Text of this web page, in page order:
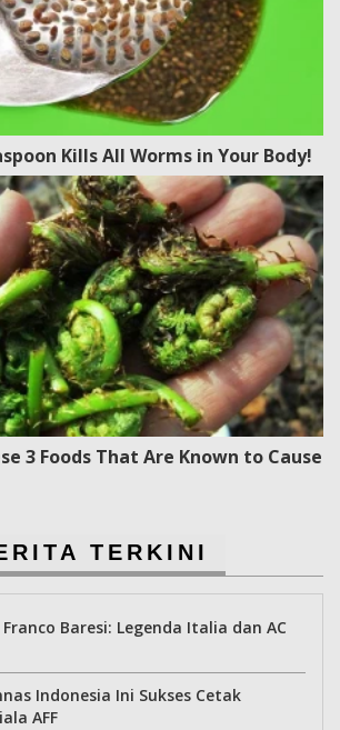
Kills All Worms in Your Body!
3 Foods That Are Known to Cause
TERKINI
Baresi: Legenda Italia dan AC
Indonesia Ini Sukses Cetak
AFF